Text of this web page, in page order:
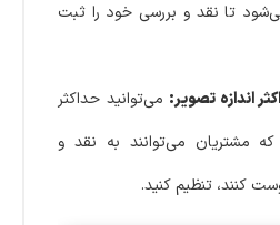
تا نقد و بررسی خود را ثبت
اندازه تصویر: می‌توانید حداکثر
که مشتریان می‌توانند به نقد و
کنند، تنظیم کنید.